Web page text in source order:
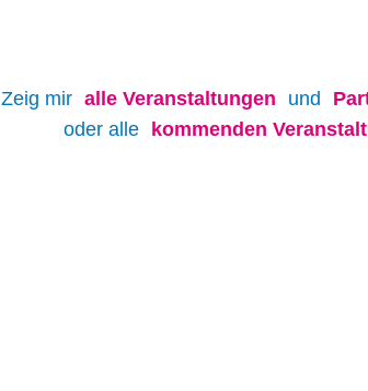
Zeig mir alle Veranstaltungen und
oder alle
kommenden